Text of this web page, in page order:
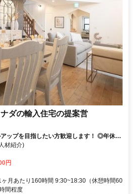
ダの輸入住宅の提案営
アップを目指したい方歓迎します！ ◎年休
ランスを取りやすい環境です。
材紹介)
円
月あたり160時間 9:30~18:30（休憩時間60
間程度